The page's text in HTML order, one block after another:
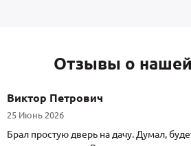
Отзывы о
Виктор Петрович
25 Июнь 2026
Брал простую дверь на дачу. Думал,